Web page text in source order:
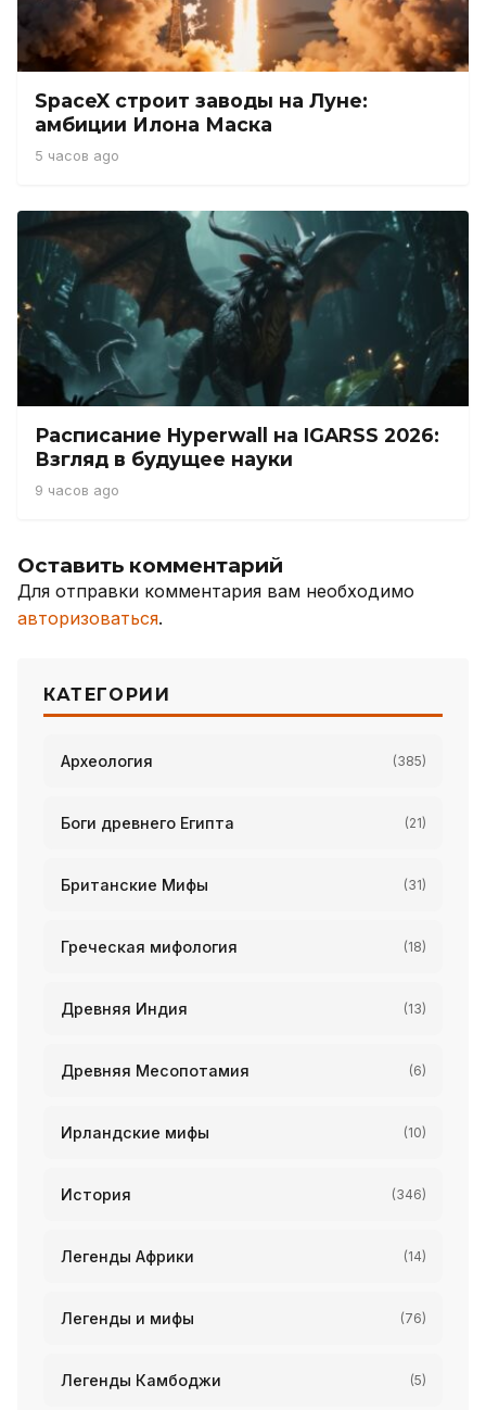
SpaceX строит заводы на Луне:
амбиции Илона Маска
5 часов ago
Расписание Hyperwall на IGARSS 2026:
Взгляд в будущее науки
9 часов ago
Оставить комментарий
Для отправки комментария вам необходимо
авторизоваться.
КАТЕГОРИИ
Археология (385)
Боги древнего Египта (21)
Британские Мифы (31)
Греческая мифология (18)
Древняя Индия (13)
Древняя Месопотамия (6)
Ирландские мифы (10)
История (346)
Легенды Африки (14)
Легенды и мифы (76)
Легенды Камбоджи (5)